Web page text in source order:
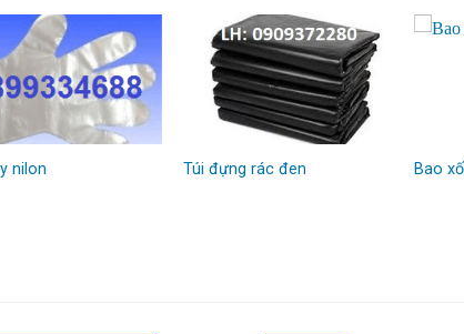
nilon Túi đựng rác đen Bao